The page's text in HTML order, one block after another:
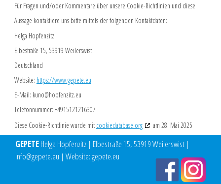
Für Fragen und/oder Kommentare über unsere Cookie-Richtlinien und diese
Aussage kontaktiere uns bitte mittels der folgenden Kontaktdaten:
Helga Hopfenzitz
Elbestraße 15, 53919 Weilerswist
Deutschland
Website: https://www.gepete.eu
E-Mail: kuno@hopfenzitz.eu
Telefonnummer: +4915121216307
Diese Cookie-Richtlinie wurde mit cookiedatabase.org
am 28. Mai 2025
synchronisiert.
GEPETEHelga Hopfenzitz | Elbestraße 15, 53919 Weilerswist |
info@gepete.eu | Website: gepete.eu